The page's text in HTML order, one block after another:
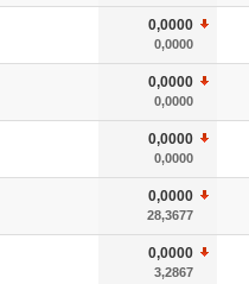
0,0000
0,0000
0,0000
0,0000
0,0000
0,0000
0,0000
28,3677
0,0000
3,2867